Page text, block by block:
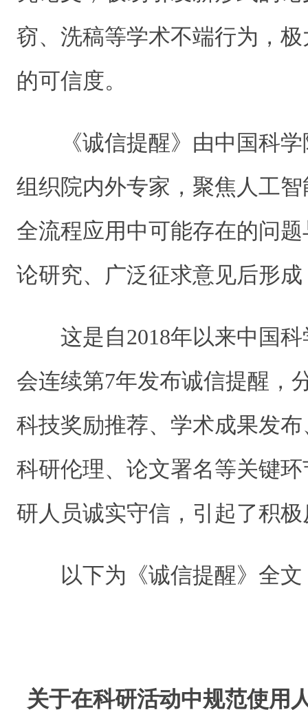
窃、洗稿等学术不端行为，
的可信度。
《诚信提醒》由中国科
组织院内外专家，聚焦人工
全流程应用中可能存在的问
论研究、广泛征求意见后形
这是自2018年以来中国
会连续第7年发布诚信提醒，
科技奖励推荐、学术成果发
科研伦理、论文署名等关键
研人员诚实守信，引起了积
以下为《诚信提醒》全文
关于在科研活动中规范使用